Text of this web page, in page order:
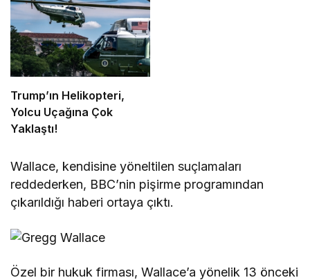
Trump’ın Helikopteri,
Yolcu Uçağına Çok
Yaklaştı!
Wallace, kendisine yöneltilen suçlamaları
reddederken, BBC’nin pişirme programından
çıkarıldığı haberi ortaya çıktı.
Özel bir hukuk firması, Wallace’a yönelik 13 önceki